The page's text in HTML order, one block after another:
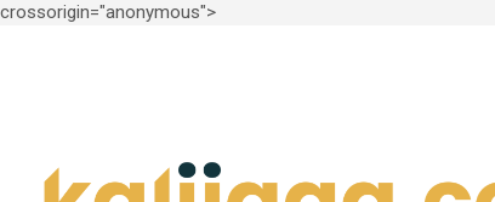
crossorigin="anonymous">